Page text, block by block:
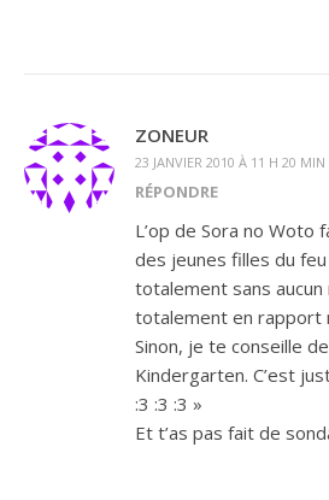
ZONEUR
23 JANVIER 2010 À 11 H 20 MIN
RÉPONDRE
L’op de Sora no Woto
des jeunes filles du
totalement sans
totalement en rapport
Sinon, je te conseille
Kindergarten. C’est
:3 :3 :3 »
Et t’as pas fait de